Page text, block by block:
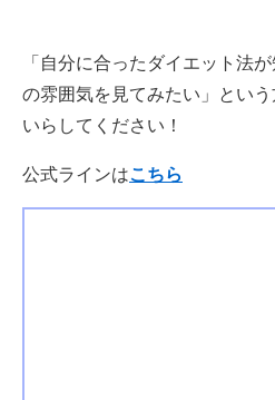
「自分に合ったダイエット法
の雰囲気を見てみたい」とい
いらしてください！
公式ラインはこちら